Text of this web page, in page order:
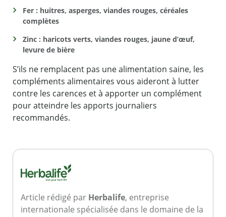
Fer : huitres, asperges, viandes rouges, céréales
complètes
Zinc : haricots verts, viandes rouges, jaune d’œuf,
levure de bière
S’ils ne remplacent pas une alimentation saine, les
compléments alimentaires vous aideront à lutter
contre les carences et à apporter un complément
pour atteindre les apports journaliers
recommandés.
Article rédigé par Herbalife, entreprise
internationale spécialisée dans le domaine de la